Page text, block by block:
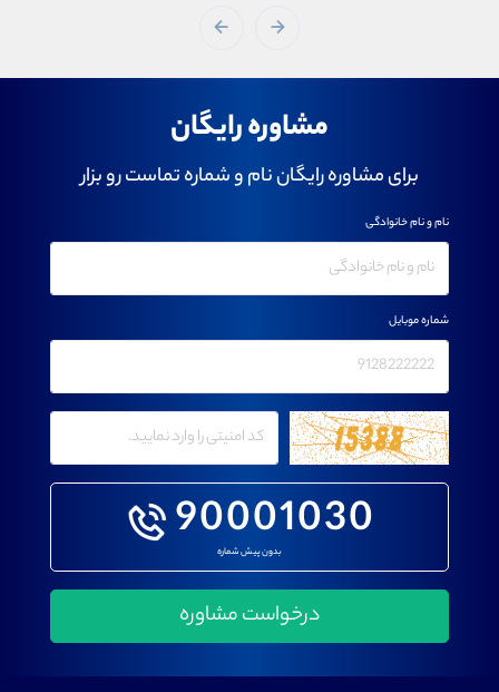
مشاوره رایگان
برای مشاوره رایگان نام و شماره تماست رو بزار
90001030
بدون پیش شماره
نام و نام خانوادگی
شماره موبایل